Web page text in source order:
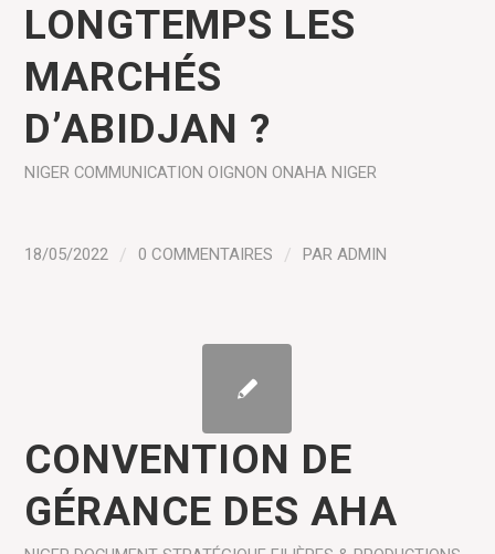
LONGTEMPS LES
MARCHÉS
D’ABIDJAN ?
NIGER COMMUNICATION OIGNON ONAHA NIGER
18/05/2022 / 0 COMMENTAIRES / PARADMIN
CONVENTION DE
GÉRANCE DES AHA